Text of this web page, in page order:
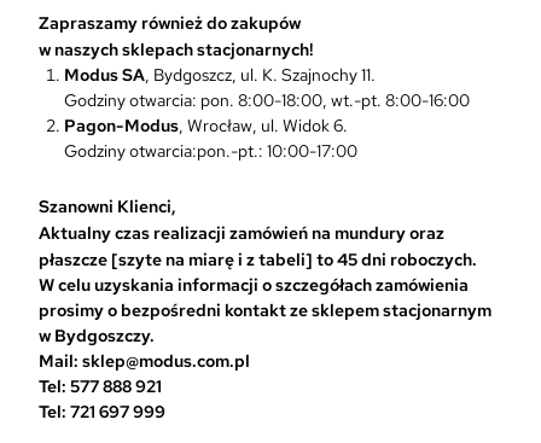
o
ż
n
a
w
y
a
ć
n
a
Zapraszamy również do zakupów
w naszych sklepach stacjonarnych!
Modus SA, Bydgoszcz, ul. K. Szajnochy 11.
Godziny otwarcia: pon. 8:00-18:00, wt.-pt. 8:00-16:00
Pagon-Modus, Wrocław, ul. Widok 6.
Godziny otwarcia:pon.-pt.: 10:00-17:00
Szanowni Klienci,
Aktualny czas realizacji zamówień na mundury oraz
płaszcze [szyte na miarę i z tabeli] to 45 dni roboczych.
W celu uzyskania informacji o szczegółach zamówienia
prosimy o bezpośredni kontakt ze sklepem stacjonarnym
w Bydgoszczy.
Mail: sklep@modus.com.pl
Tel: 577 888 921
Tel: 721 697 999